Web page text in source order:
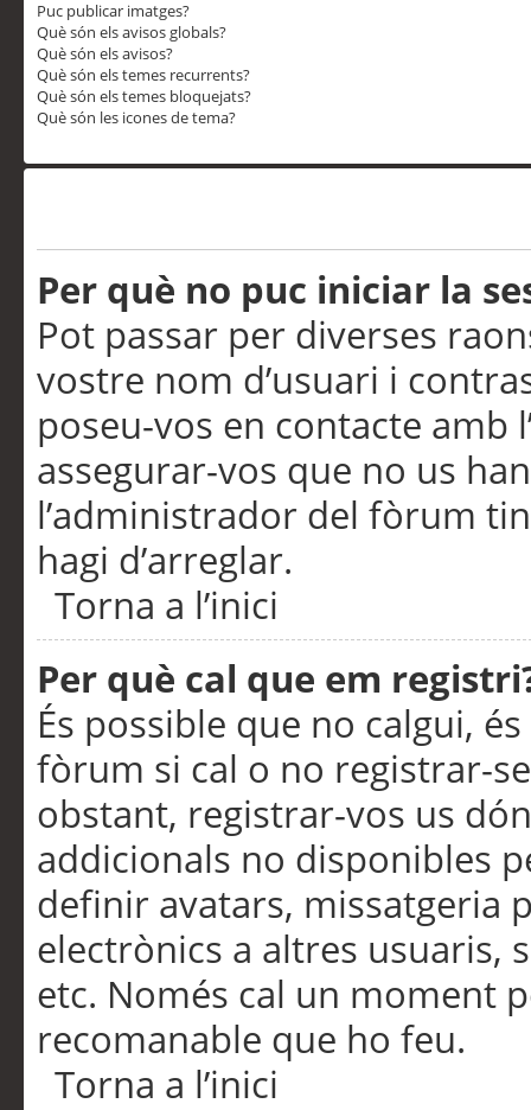
Puc publicar imatges?
Què són els avisos globals?
Què són els avisos?
Què són els temes recurrents?
Què són els temes bloquejats?
Què són les icones de tema?
Per què no puc iniciar la
Pot passar per diverses
vostre nom d’usuari i
poseu-vos en contacte
assegurar-vos que no us
l’administrador del fòrum
hagi d’arreglar.
Torna a l’inici
Per què cal que em
És possible que no calgui,
fòrum si cal o no registrar-
obstant, registrar-vos us
addicionals no disponibles
definir avatars, missatgeria
electrònics a altres usuaris,
etc. Només cal un moment
recomanable que ho feu.
Torna a l’inici